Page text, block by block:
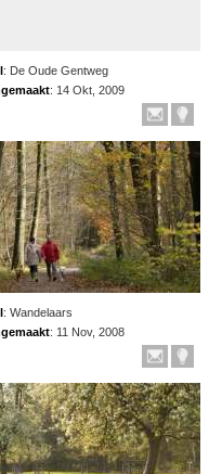
: De Oude Gentweg
: 14 Okt, 2009
: Wandelaars
: 11 Nov, 2008